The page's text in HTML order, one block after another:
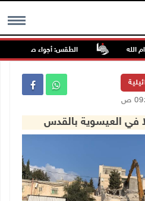
MENU
الطقس: أجواء صافية صيفية
في العيسوية بالقدس